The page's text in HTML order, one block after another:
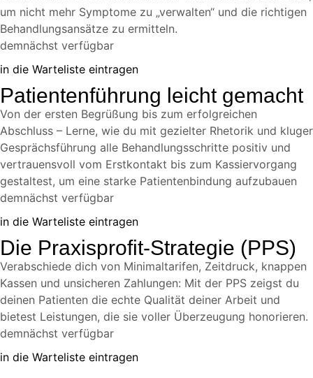
um nicht mehr Symptome zu „verwalten“ und die richtigen
Behandlungsansätze zu ermitteln.
demnächst verfügbar
in die Warteliste eintragen
Patientenführung leicht gemacht
Von der ersten Begrüßung bis zum erfolgreichen
Abschluss – Lerne, wie du mit gezielter Rhetorik und kluger
Gesprächsführung alle Behandlungsschritte positiv und
vertrauensvoll vom Erstkontakt bis zum Kassiervorgang
gestaltest, um eine starke Patientenbindung aufzubauen
demnächst verfügbar
in die Warteliste eintragen
Die Praxisprofit-Strategie (PPS)
Verabschiede dich von Minimaltarifen, Zeitdruck, knappen
Kassen und unsicheren Zahlungen: Mit der PPS zeigst du
deinen Patienten die echte Qualität deiner Arbeit und
bietest Leistungen, die sie voller Überzeugung honorieren.
demnächst verfügbar
in die Warteliste eintragen